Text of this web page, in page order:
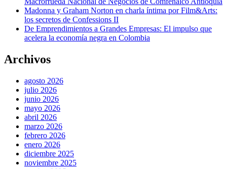
Madonna y Graham Norton en charla íntima por Film&Arts:
los secretos de Confessions II
De Emprendimientos a Grandes Empresas: El impulso que
acelera la economía negra en Colombia
Archivos
agosto 2026
julio 2026
junio 2026
mayo 2026
abril 2026
marzo 2026
febrero 2026
enero 2026
diciembre 2025
noviembre 2025